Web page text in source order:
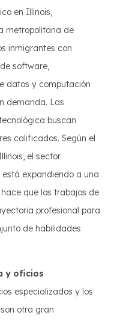
en Illinois,
metropolitana de
inmigrantes con
software,
datos y computación
demanda. Las
buscan
calificados. Según el
el sector
expandiendo a una
que los trabajos de
profesional para
de habilidades
y oficios
especializados y los
otra gran